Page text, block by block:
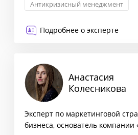
Антикризисный менеджмент
Подробнее о эксперте
Анастасия
Колесникова
Эксперт по маркетинговой
бизнеса, основатель компании